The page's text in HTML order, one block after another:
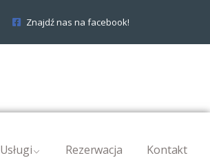
Znajdź nas na facebook!
Usługi Rezerwacja Kontakt